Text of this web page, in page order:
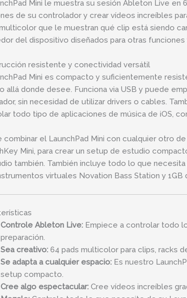
Mini le muestra su sesión Ableton Live
de su controlador y crear vídeos increíbles
que le muestran qué clip está siendo
del dispositivo diseñados para otras
resistente y conectividad versátil
Mini es compacto y suficientemente
allá donde desee. Funciona via USB y puede
sin necesidad de utilizar drivers o cables.
todo tipo de aplicaciones de música de iOS,
combinar el LaunchPad Mini con cualquier otro
Mini, para crear un setup de estudio
también. También incluye todo lo que
virtuales Novation Bass Station y
Controle Ableton Live: Empiece a controlar todo
preparación.
Sea creativo: 64 pads multicolor para clips, racks
Se adapta a cualquier espacio: Es nuestro
setup compacto.
Cree algo espectacular: Cree vídeos increíbles